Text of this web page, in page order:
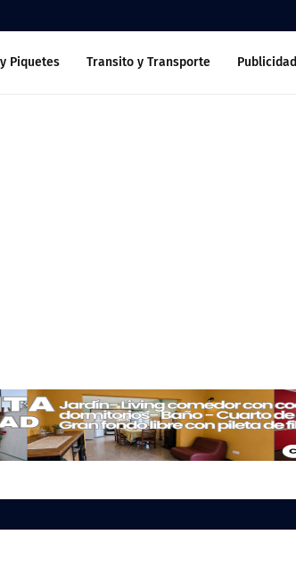
Piquetes Transito y Transporte Publicidad